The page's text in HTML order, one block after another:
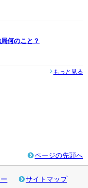
何のこと？
もっと見る
ページの先頭へ
サイトマップ